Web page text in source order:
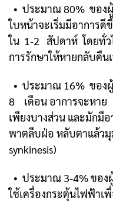
• ประมาณ 80% ของ
ใบหน้าจะเริ่มมีอาการดี
ใน 1-2 สัปดาห์ โดยทั่ว
การรักษาให้หายกลับคืน
• ประมาณ 16% ของผู้
8 เดือน อาการจะหาย
เพียงบางส่วน และมักมี
พาตลีบฝ่อ หลับตาแล้ว
synkinesis)
• ประมาณ 3-4% ขอ
ใช้เครื่องกระตุ้นไฟฟ้าเ